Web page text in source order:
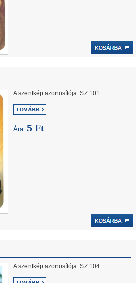
A szentkép azonosítója: SZ 101
Ára: 5 Ft
A szentkép azonosítója: SZ 104